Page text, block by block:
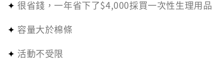
✦ 很省錢，一年省下了$4,000採買一次性生理用品
✦ 容量大於棉條
✦ 活動不受限